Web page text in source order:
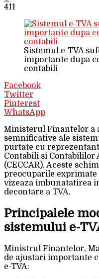
411
Sistemul e-TVA
importante dupa
contabili
Facebook
Twitter
Pinterest
WhatsApp
Ministerul Finantelor a
semnificative ale
purtate cu
Contabili si
(CECCAR). Aceste
preocuparile exprimate
vizeaza imbunatatirea
decontare a TVA.
Principalele
sistemului e-
Ministrul Finantelor,
de ajustari importante
e-TVA: